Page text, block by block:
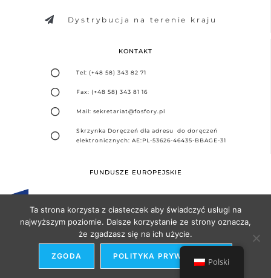
Dystrybucja na terenie kraju
KONTAKT
Tel: (+48 58) 343 82 71
Fax: (+48 58) 343 81 16
Mail: sekretariat@fosfory.pl
Skrzynka Doręczeń dla adresu do doręczeń
elektronicznych: AE:PL-53626-46435-BBAGE-31
FUNDUSZE EUROPEJSKIE
Projekt i realizacja - Agencja Seo Partner
Polski
Ta strona korzysta z ciasteczek aby świadczyć usługi na
najwyższym poziomie. Dalsze korzystanie ze strony oznacza,
że zgadzasz się na ich użycie.
ZGODA POLITYKA PRYWATNOŚCI